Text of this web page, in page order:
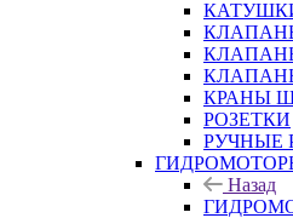
КРАНЫ
РОЗЕТКИ
РУЧНЫЕ
Назад